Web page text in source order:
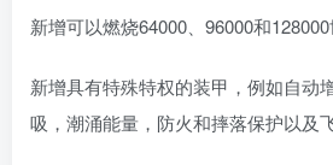
新增可以燃烧64000、96000和
新增具有特殊特权的装甲，例如自动
吸，潮涌能量，防火和摔落保护以及飞